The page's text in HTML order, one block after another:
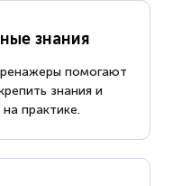
знания
помогают
знания и
практике.